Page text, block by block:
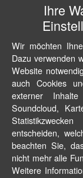
Ihre
Wir möchten
Dazu verwenden
Website
auch Cookies
externer
Soundcloud,
entscheiden,
beachten Sie,
nicht mehr alle
Weitere